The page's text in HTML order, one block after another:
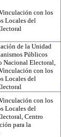
con los
Locales del
de la Unidad
Públicos
Nacional Electoral,
con los
Locales del
con los
Locales del
Centro
para la